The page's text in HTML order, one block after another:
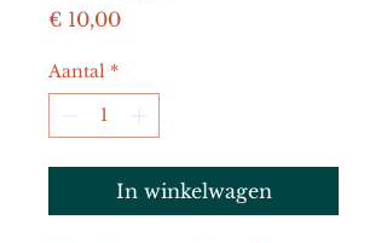
€ 10,00Prijs
Aantal *
In winkelwagen